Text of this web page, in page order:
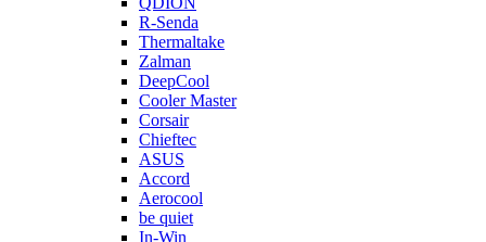
R-Senda
Thermaltake
Zalman
DeepCool
Cooler Master
Corsair
Chieftec
ASUS
Accord
Aerocool
be quiet
In-Win